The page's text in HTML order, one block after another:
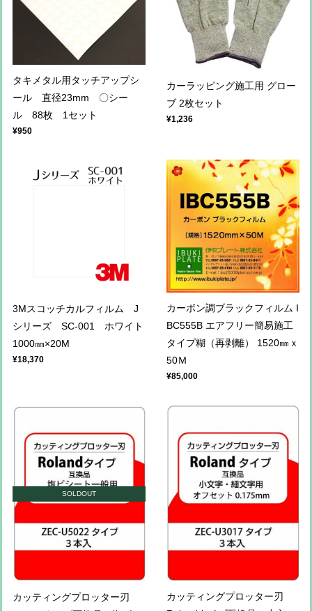
タキメタル用タッチアップシ
ール 直径23mm 〇シー
ル 88枚 1セット
¥950
カーラッピング施工用 グロー
ブ 2枚セット
¥1,236
3Mスコッチカルフィルム J
シリーズ SC-001 ホワイト
1000㎜×20M
¥18,370
カーボン調ブラックフィルム I
BC555B エアフリー簡易施工
タイプ糊（再剥離） 1520㎜ｘ
50Ｍ
¥85,000
SOLDOUT
カッティングプロッター刃
カッティングプロッター刃